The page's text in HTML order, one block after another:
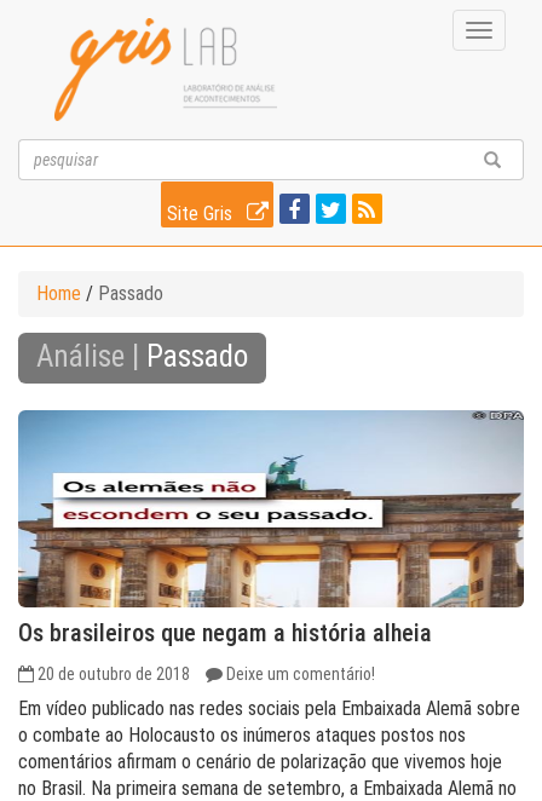
Toggle
Site Gris
Home / Passado
Análise | Passado
Os brasileiros que negam a história alheia
20 de outubro de 2018 Deixe um comentário!
Em vídeo publicado nas redes sociais pela Embaixada Alemã sobre
o combate ao Holocausto os inúmeros ataques postos nos
comentários afirmam o cenário de polarização que vivemos hoje
no Brasil. Na primeira semana de setembro, a Embaixada Alemã no